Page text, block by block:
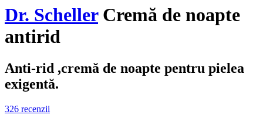
Dr. SchellerCremă de noapte
antirid
Anti-rid ,cremă de noapte pentru pielea
exigentă.
326 recenzii